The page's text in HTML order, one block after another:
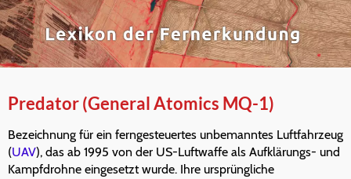
Predator (General Atomics MQ-1)
Bezeichnung für ein ferngesteuertes unbemanntes Luftfahrzeug
(UAV), das ab 1995 von der US-Luftwaffe als Aufklärungs- und
Kampfdrohne eingesetzt wurde. Ihre ursprüngliche